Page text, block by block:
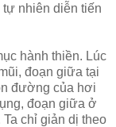
nhiên diễn tiến
hành thiền. Lúc
đoạn giữa tại
đường của hơi
đoạn giữa ở
chỉ giản dị theo